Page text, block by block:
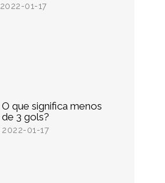
2022-01-17
O que significa menos
de 3 gols?
2022-01-17